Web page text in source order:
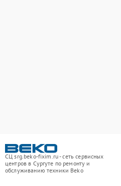
СЦ srg.beko-fixim.ru - сеть сервисных
центров в Сургуте по ремонту и
обслуживанию техники Beko